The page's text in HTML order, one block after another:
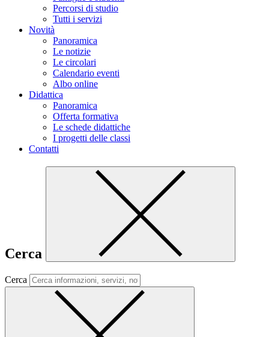
Percorsi di studio
Tutti i servizi
Novità
Panoramica
Le notizie
Le circolari
Calendario eventi
Albo online
Didattica
Panoramica
Offerta formativa
Le schede didattiche
I progetti delle classi
Contatti
Cerca
Cerca